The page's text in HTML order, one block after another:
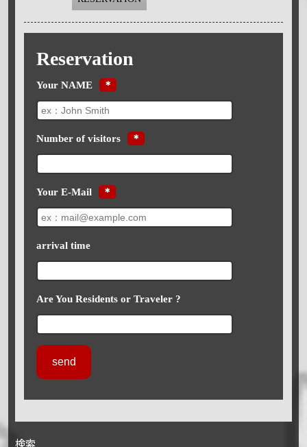
Reservation
Your NAME ＊
Number of visitors ＊
Your E-Mail ＊
arrival time
Are You Residents or Traveler ?
検索